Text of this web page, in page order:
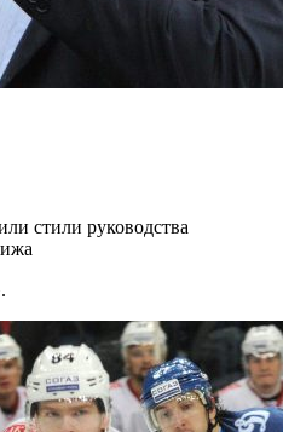
стили руководства